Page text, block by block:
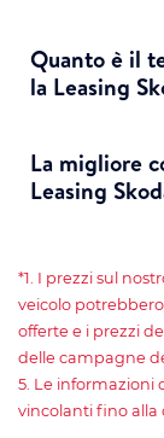
Quanto è il
la Leasing
La migliore
Leasing
*1. I prezzi sul
veicolo
offerte e i prezzi
delle campagne
5. Le informazioni
vincolanti fino alla